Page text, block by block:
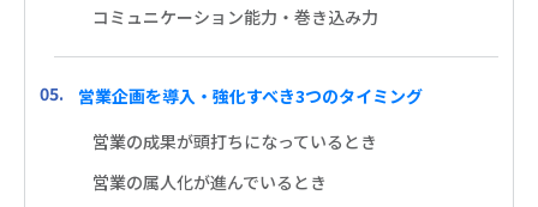
コミュニケーション能力・巻き込み力
営業企画を導入・強化すべき3つのタイミング
営業の成果が頭打ちになっているとき
営業の属人化が進んでいるとき